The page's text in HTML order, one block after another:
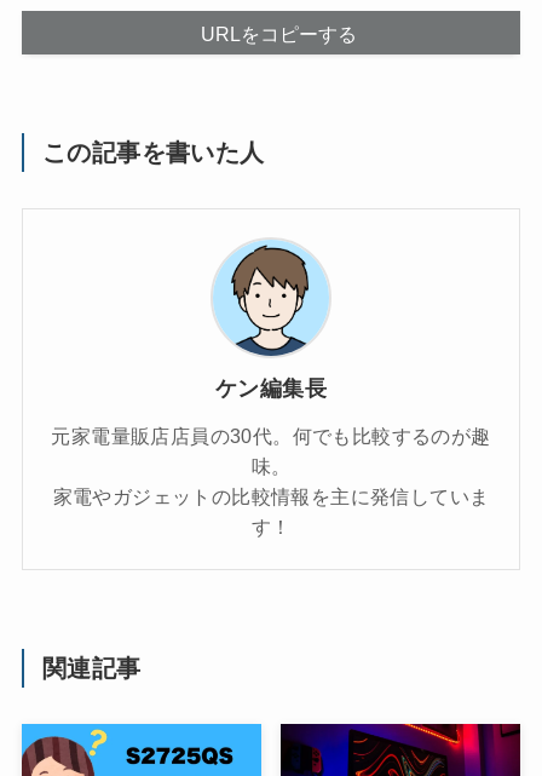
URLをコピーする
この記事を書いた人
ケン編集長
元家電量販店店員の30代。何でも比較するのが趣
味。
家電やガジェットの比較情報を主に発信していま
す！
関連記事